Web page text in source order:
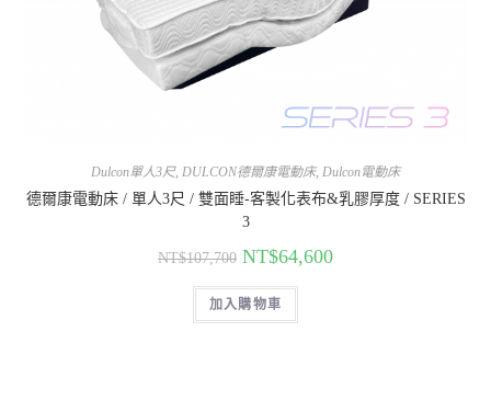
Dulcon單人3尺, DULCON德爾康電動床, Dulcon電動床
德爾康電動床 / 單人3尺 / 雙面睡-客製化表布&乳膠厚度 / SERIES
3
NT$107,700 NT$64,600
加入購物車